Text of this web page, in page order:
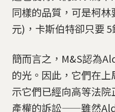
同樣的品質，可是柯
元)，卡斯伯特卻只要
簡而言之，M&S認為
的光。因此，它們在
示它們已經向高等法
產權的訴訟——雖然